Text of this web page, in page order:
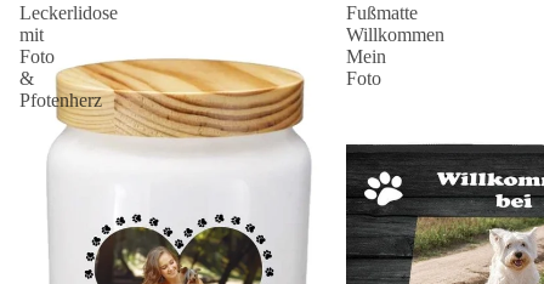
Leckerlidose
mit
Foto
&
Pfotenherz
Fußmatte
Willkommen
Mein
Foto